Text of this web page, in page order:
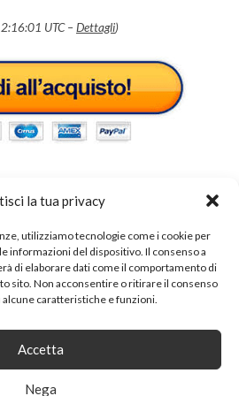
la tua privacy
utilizziamo tecnologie come i cookie per
informazioni del dispositivo. Il consenso a
di elaborare dati come il comportamento di
sito. Non acconsentire o ritirare il consenso
caratteristiche e funzioni.
Accetta
Nega
UTC – Dettagli)
ON